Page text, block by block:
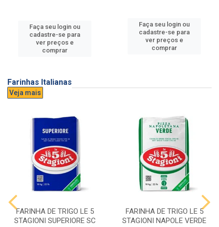
Faça seu login ou
cadastre-se para
ver preços e
comprar
Faça seu login ou
cadastre-se para
ver preços e
comprar
Farinhas Italianas
Veja mais
FARINHA DE TRIGO LE 5
STAGIONI SUPERIORE SC
FARINHA DE TRIGO LE 5
STAGIONI NAPOLE VERDE